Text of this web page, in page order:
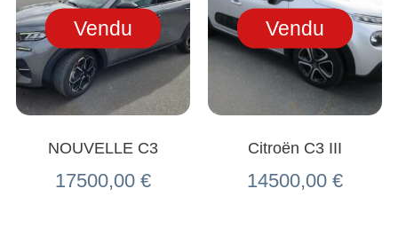
Vendu
NOUVELLE C3
17500,00 €
Vendu
Citroën C3 III
14500,00 €